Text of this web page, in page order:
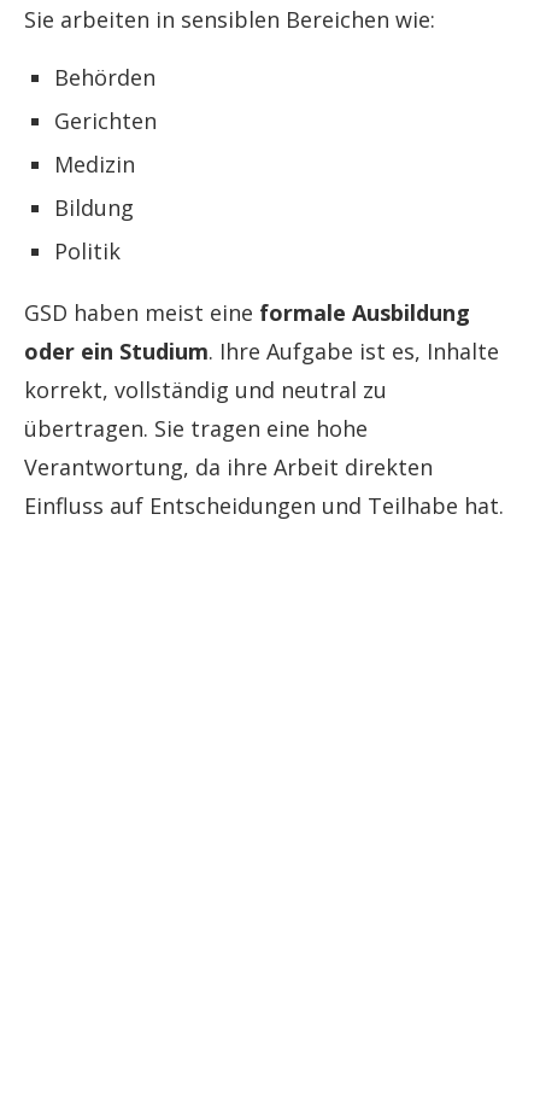
Sie arbeiten in sensiblen Bereichen wie:
Behörden
Gerichten
Medizin
Bildung
Politik
GSD haben meist eine formale Ausbildung
oder ein Studium. Ihre Aufgabe ist es, Inhalte
korrekt, vollständig und neutral zu
übertragen. Sie tragen eine hohe
Verantwortung, da ihre Arbeit direkten
Einfluss auf Entscheidungen und Teilhabe hat.